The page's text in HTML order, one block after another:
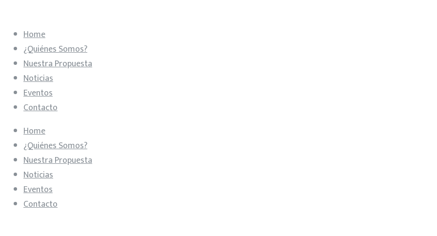
Home
¿Quiénes Somos?
Nuestra Propuesta
Noticias
Eventos
Contacto
Home
¿Quiénes Somos?
Nuestra Propuesta
Noticias
Eventos
Contacto